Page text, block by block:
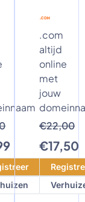
.com
altijd
online
met
jouw
€22,00
€17,50